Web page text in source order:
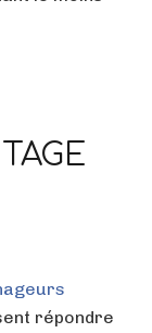
répondre